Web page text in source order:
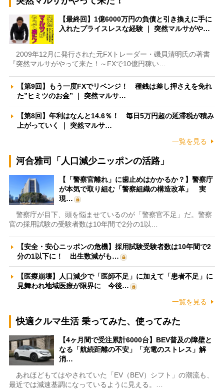
【最終回】1億6000万円の負債と引き換えに手に
入れたプライスレスな経験 ｜ 突然マルサがや…
2009年12月に発行された元FXトレーダー・磯貝清明氏の著書
『突然マルサがやって来た！～FXで10億円稼い…
【第9回】もう一度FXでリベンジ！ 種銭は差し押さえを免れ
た”ヒミツのお金” ｜ 突然マルサ…
【第8回】年利はなんと14.6％！ 毎日5万円超の延滞税が積み
上がっていく ｜ 突然マルサ…
一覧を見る
河合雅司「人口減少ニッポンの活路」
【「警察官離れ」に歯止めはかかるか？】警察庁
が本気で取り組む「警察組織の構造改革」 実
現…
警察庁が目下、頭を悩ませているのが「警察官不足」だ。警察
官の採用試験の受験者数は10年間で2分の1以…
【安全・安心ニッポンの危機】採用試験受験者数は10年間で2
分の1以下に！ 出生数減がも…
【医療崩壊】人口減少で「医師不足」に加えて「患者不足」に
見舞われ地域医療が限界に 今後…
一覧を見る
快適クルマ生活 乗ってみた、使ってみた
【4ヶ月間で受注累計6000台】BEV普及の障壁と
なる「航続距離の不安」「充電のストレス」解
消…
あれほどもてはやされていた「EV（BEV）シフト」の潮流も、
最近では減速基調になっているように見える。…